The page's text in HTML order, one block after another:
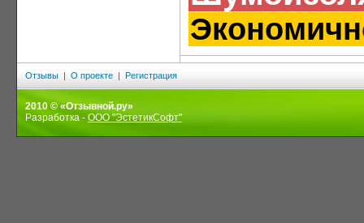
Отзывы | О проекте | Регистрация
2010 © «Отзывной.ру»
Разработка - ООО "ЭстетикСофт"